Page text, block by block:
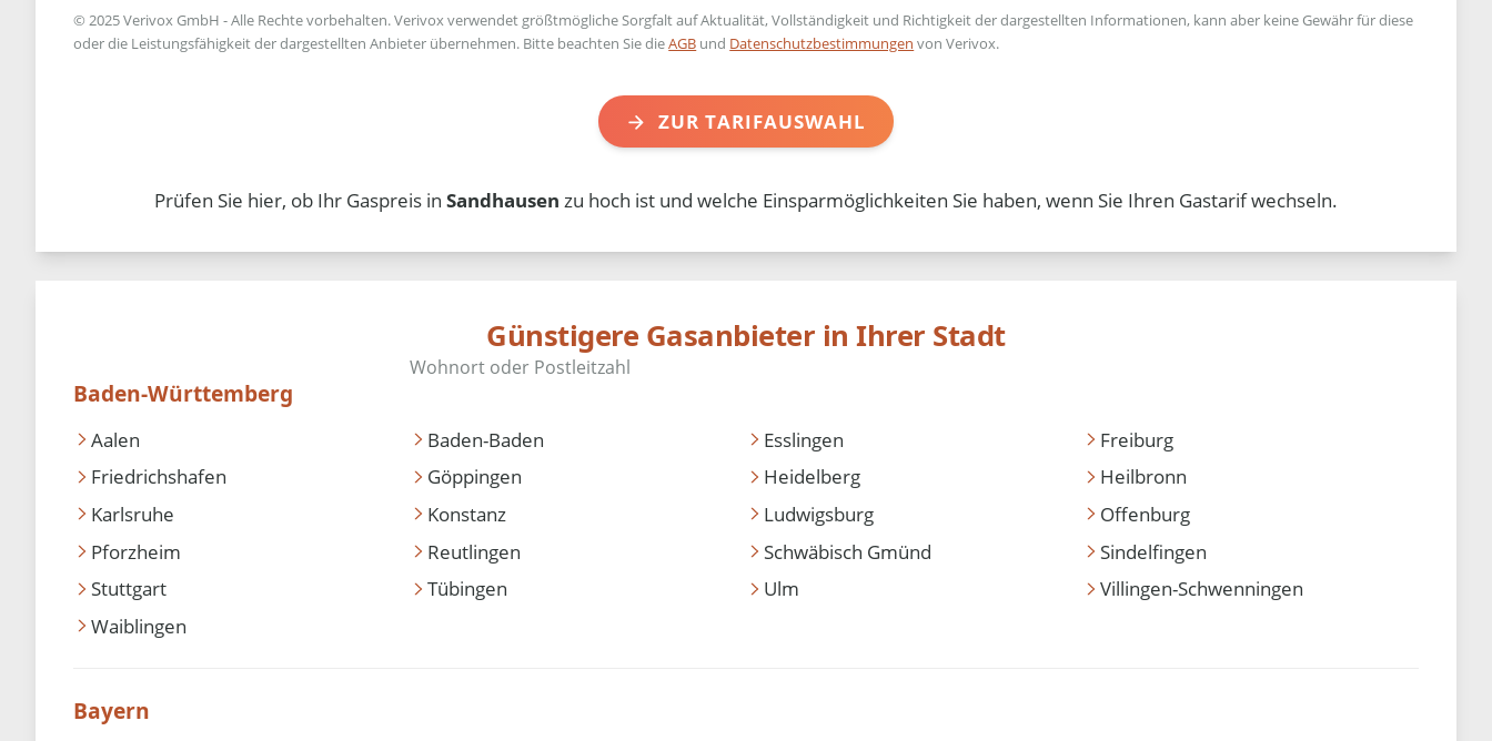
© 2025 Verivox GmbH - Alle Rechte vorbehalten. Verivox verwendet größtmögliche Sorgfalt auf Aktualität, Vollständigkeit und Richtigkeit der dargestellten Informationen, kann aber keine Gewähr für diese
oder die Leistungsfähigkeit der dargestellten Anbieter übernehmen. Bitte beachten Sie dieAGB und Datenschutzbestimmungen von Verivox.
ZUR TARIFAUSWAHL
Prüfen Sie hier, ob Ihr Gaspreis in Sandhausen zu hoch ist und welche Einsparmöglichkeiten Sie haben, wenn Sie Ihren Gastarif wechseln.
Günstigere Gasanbieter in Ihrer Stadt
Baden-Württemberg
Aalen Baden-Baden Esslingen
Freiburg
Friedrichshafen
Göppingen Heidelberg
Heilbronn
Karlsruhe
Konstanz Ludwigsburg
Offenburg
Pforzheim
Reutlingen Schwäbisch Gmünd
Sindelfingen
Stuttgart
Tübingen Ulm
Villingen-Schwenningen
Waiblingen
Bayern